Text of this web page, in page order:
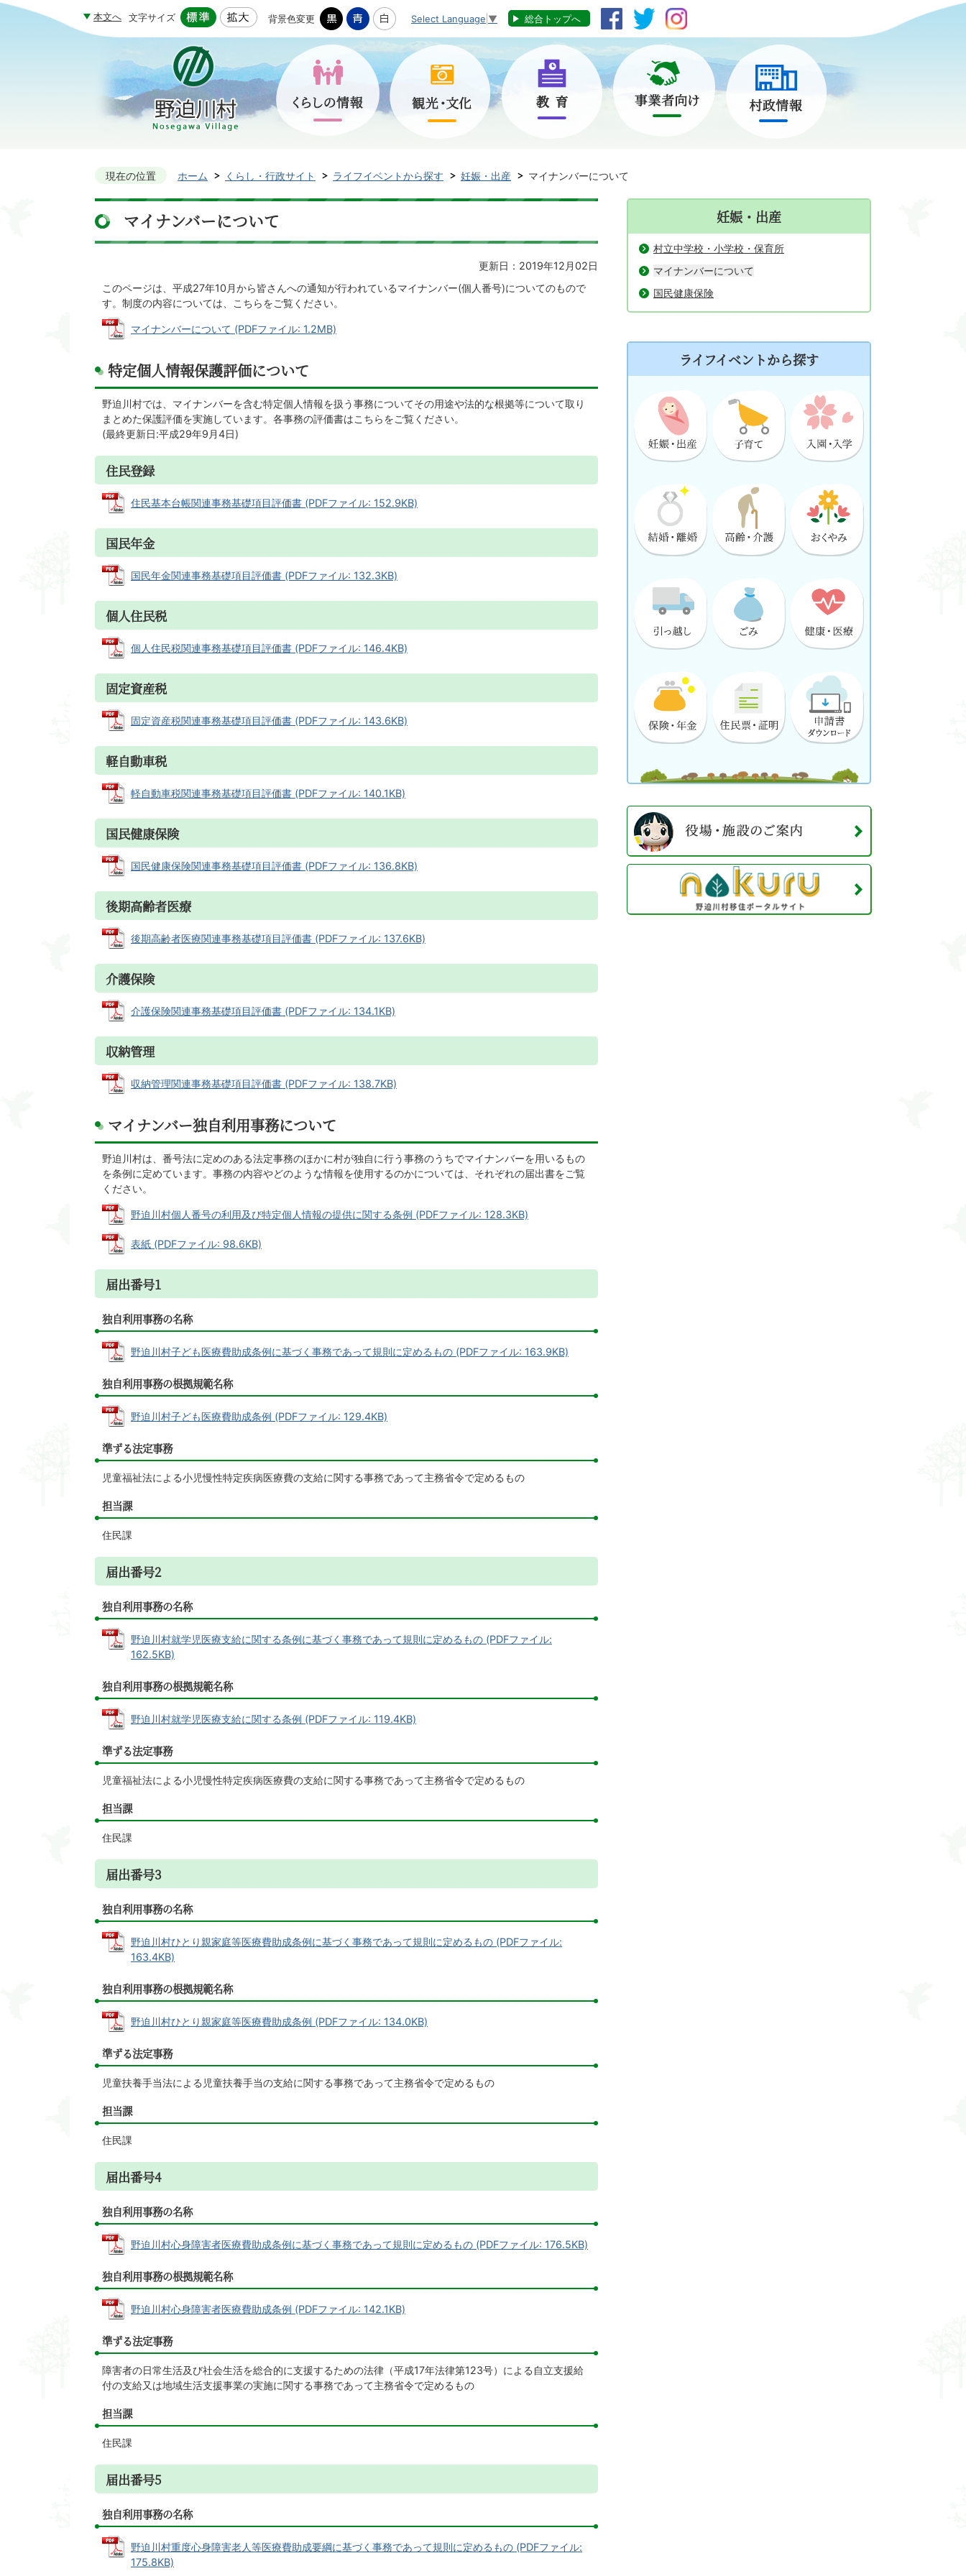
本文へ 文字サイズ 背景色変更 Select Language ▼ 総合トップへ
現在の位置 ホーム くらし・行政サイト ライフイベントから探す 妊娠・出産 マイナンバーについて
マイナンバーについて
更新日：2019年12月02日
このページは、平成27年10月から皆さんへの通知が行われているマイナンバー(個人番号)についてのもので
す。制度の内容については、こちらをご覧ください。
マイナンバーについて (PDFファイル: 1.2MB)
特定個人情報保護評価について
野迫川村では、マイナンバーを含む特定個人情報を扱う事務についてその用途や法的な根拠等について取り
まとめた保護評価を実施しています。各事務の評価書はこちらをご覧ください。
(最終更新日:平成29年9月4日)
住民登録
住民基本台帳関連事務基礎項目評価書 (PDFファイル: 152.9KB)
国民年金
国民年金関連事務基礎項目評価書 (PDFファイル: 132.3KB)
個人住民税
個人住民税関連事務基礎項目評価書 (PDFファイル: 146.4KB)
固定資産税
固定資産税関連事務基礎項目評価書 (PDFファイル: 143.6KB)
軽自動車税
軽自動車税関連事務基礎項目評価書 (PDFファイル: 140.1KB)
国民健康保険
国民健康保険関連事務基礎項目評価書 (PDFファイル: 136.8KB)
後期高齢者医療
後期高齢者医療関連事務基礎項目評価書 (PDFファイル: 137.6KB)
介護保険
介護保険関連事務基礎項目評価書 (PDFファイル: 134.1KB)
収納管理
収納管理関連事務基礎項目評価書 (PDFファイル: 138.7KB)
マイナンバー独自利用事務について
野迫川村は、番号法に定めのある法定事務のほかに村が独自に行う事務のうちでマイナンバーを用いるもの
を条例に定めています。事務の内容やどのような情報を使用するのかについては、それぞれの届出書をご覧
ください。
野迫川村個人番号の利用及び特定個人情報の提供に関する条例 (PDFファイル: 128.3KB)
表紙 (PDFファイル: 98.6KB)
届出番号1
独自利用事務の名称
野迫川村子ども医療費助成条例に基づく事務であって規則に定めるもの (PDFファイル: 163.9KB)
独自利用事務の根拠規範名称
野迫川村子ども医療費助成条例 (PDFファイル: 129.4KB)
準ずる法定事務
児童福祉法による小児慢性特定疾病医療費の支給に関する事務であって主務省令で定めるもの
担当課
住民課
届出番号2
独自利用事務の名称
野迫川村就学児医療支給に関する条例に基づく事務であって規則に定めるもの (PDFファイル:
162.5KB)
独自利用事務の根拠規範名称
野迫川村就学児医療支給に関する条例 (PDFファイル: 119.4KB)
準ずる法定事務
児童福祉法による小児慢性特定疾病医療費の支給に関する事務であって主務省令で定めるもの
担当課
住民課
届出番号3
独自利用事務の名称
野迫川村ひとり親家庭等医療費助成条例に基づく事務であって規則に定めるもの (PDFファイル:
163.4KB)
独自利用事務の根拠規範名称
野迫川村ひとり親家庭等医療費助成条例 (PDFファイル: 134.0KB)
準ずる法定事務
児童扶養手当法による児童扶養手当の支給に関する事務であって主務省令で定めるもの
担当課
住民課
届出番号4
独自利用事務の名称
野迫川村心身障害者医療費助成条例に基づく事務であって規則に定めるもの (PDFファイル: 176.5KB)
独自利用事務の根拠規範名称
野迫川村心身障害者医療費助成条例 (PDFファイル: 142.1KB)
準ずる法定事務
障害者の日常生活及び社会生活を総合的に支援するための法律（平成17年法律第123号）による自立支援給
付の支給又は地域生活支援事業の実施に関する事務であって主務省令で定めるもの
担当課
住民課
届出番号5
独自利用事務の名称
野迫川村重度心身障害老人等医療費助成要綱に基づく事務であって規則に定めるもの (PDFファイル:
175.8KB)
妊娠・出産
村立中学校・小学校・保育所
マイナンバーについて
国民健康保険
ライフイベントから探す